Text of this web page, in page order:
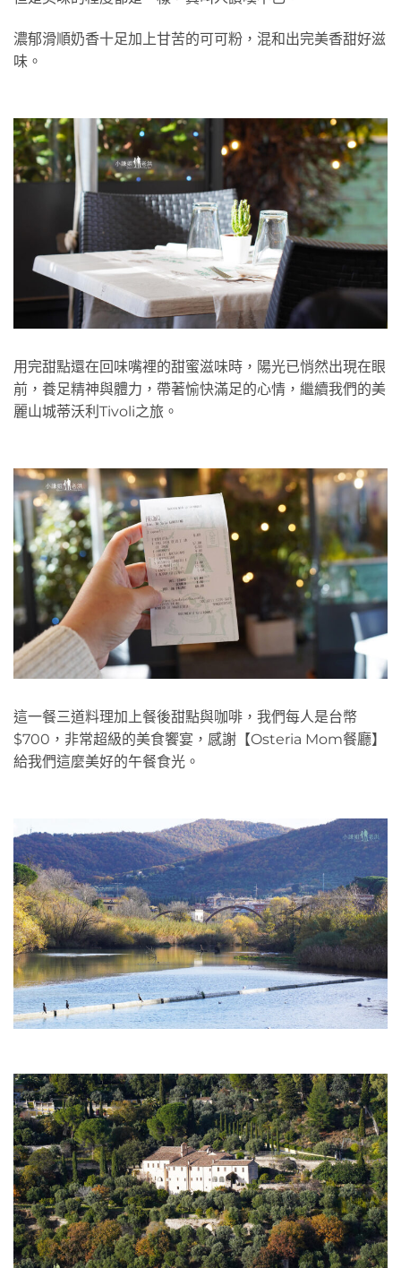
濃郁滑順奶香十足加上甘苦的可可粉，混和出完美香甜好滋
味。
用完甜點還在回味嘴裡的甜蜜滋味時，陽光已悄然出現在眼
前，養足精神與體力，帶著愉快滿足的心情，繼續我們的美
麗山城蒂沃利Tivoli之旅。
這一餐三道料理加上餐後甜點與咖啡，我們每人是台幣
$700，非常超級的美食饗宴，感謝【Osteria Mom餐廳】
給我們這麼美好的午餐食光。